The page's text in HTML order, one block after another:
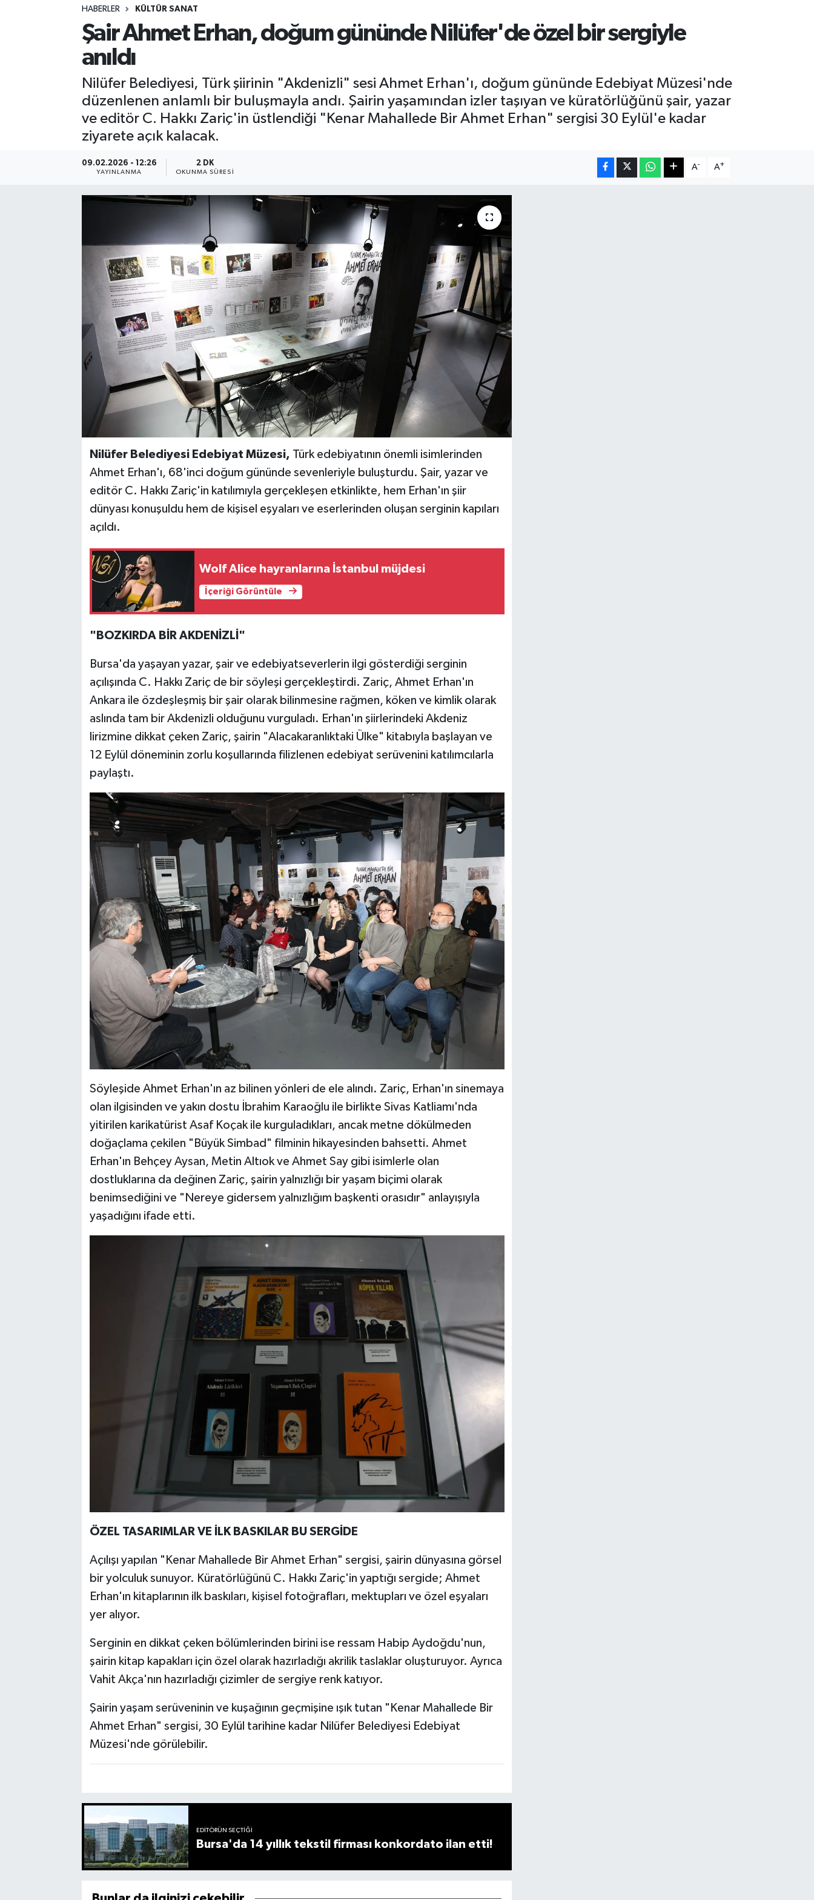
HABERLER KÜLTÜR SANAT
Şair Ahmet Erhan, doğum gününde Nilüfer'de özel bir sergiyle
anıldı
Nilüfer Belediyesi, Türk şiirinin "Akdenizli" sesi Ahmet Erhan'ı, doğum gününde Edebiyat Müzesi'nde
düzenlenen anlamlı bir buluşmayla andı. Şairin yaşamından izler taşıyan ve küratörlüğünü şair, yazar
ve editör C. Hakkı Zariç'in üstlendiği "Kenar Mahallede Bir Ahmet Erhan" sergisi 30 Eylül'e kadar
ziyarete açık kalacak.
09.02.2026 - 12:26
YAYINLANMA
2 DK
OKUNMA SÜRESI
A- A+
Nilüfer Belediyesi Edebiyat Müzesi, Türk edebiyatının önemli isimlerinden
Ahmet Erhan'ı, 68'inci doğum gününde sevenleriyle buluşturdu. Şair, yazar ve
editör C. Hakkı Zariç'in katılımıyla gerçekleşen etkinlikte, hem Erhan'ın şiir
dünyası konuşuldu hem de kişisel eşyaları ve eserlerinden oluşan serginin kapıları
açıldı.
Wolf Alice hayranlarına İstanbul müjdesi
İçeriği Görüntüle
"BOZKIRDA BİR AKDENİZLİ"
Bursa'da yaşayan yazar, şair ve edebiyatseverlerin ilgi gösterdiği serginin
açılışında C. Hakkı Zariç de bir söyleşi gerçekleştirdi. Zariç, Ahmet Erhan'ın
Ankara ile özdeşleşmiş bir şair olarak bilinmesine rağmen, köken ve kimlik olarak
aslında tam bir Akdenizli olduğunu vurguladı. Erhan'ın şiirlerindeki Akdeniz
lirizmine dikkat çeken Zariç, şairin "Alacakaranlıktaki Ülke" kitabıyla başlayan ve
12 Eylül döneminin zorlu koşullarında filizlenen edebiyat serüvenini katılımcılarla
paylaştı.
Söyleşide Ahmet Erhan'ın az bilinen yönleri de ele alındı. Zariç, Erhan'ın sinemaya
olan ilgisinden ve yakın dostu İbrahim Karaoğlu ile birlikte Sivas Katliamı'nda
yitirilen karikatürist Asaf Koçak ile kurguladıkları, ancak metne dökülmeden
doğaçlama çekilen "Büyük Simbad" filminin hikayesinden bahsetti. Ahmet
Erhan'ın Behçey Aysan, Metin Altıok ve Ahmet Say gibi isimlerle olan
dostluklarına da değinen Zariç, şairin yalnızlığı bir yaşam biçimi olarak
benimsediğini ve "Nereye gidersem yalnızlığım başkenti orasıdır" anlayışıyla
yaşadığını ifade etti.
ÖZEL TASARIMLAR VE İLK BASKILAR BU SERGİDE
Açılışı yapılan "Kenar Mahallede Bir Ahmet Erhan" sergisi, şairin dünyasına görsel
bir yolculuk sunuyor. Küratörlüğünü C. Hakkı Zariç'in yaptığı sergide; Ahmet
Erhan'ın kitaplarının ilk baskıları, kişisel fotoğrafları, mektupları ve özel eşyaları
yer alıyor.
Serginin en dikkat çeken bölümlerinden birini ise ressam Habip Aydoğdu'nun,
şairin kitap kapakları için özel olarak hazırladığı akrilik taslaklar oluşturuyor. Ayrıca
Vahit Akça'nın hazırladığı çizimler de sergiye renk katıyor.
Şairin yaşam serüveninin ve kuşağının geçmişine ışık tutan "Kenar Mahallede Bir
Ahmet Erhan" sergisi, 30 Eylül tarihine kadar Nilüfer Belediyesi Edebiyat
Müzesi'nde görülebilir.
EDITÖRÜN SEÇTIĞI
Bursa'da 14 yıllık tekstil firması konkordato ilan etti!